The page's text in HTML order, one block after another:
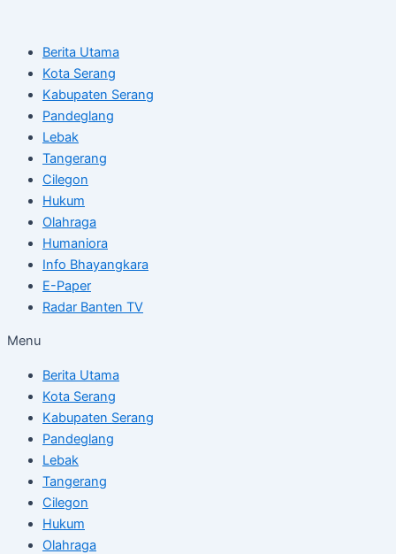
contentBerita Utama
Kota Serang
Kabupaten Serang
Pandeglang
Lebak
Tangerang
Cilegon
Hukum
Olahraga
Humaniora
Info Bhayangkara
E-Paper
Radar Banten TV
Menu
Berita Utama
Kota Serang
Kabupaten Serang
Pandeglang
Lebak
Tangerang
Cilegon
Hukum
Olahraga